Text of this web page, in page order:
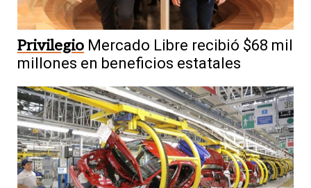
Privilegio Mercado Libre recibió $68 mil
millones en beneficios estatales